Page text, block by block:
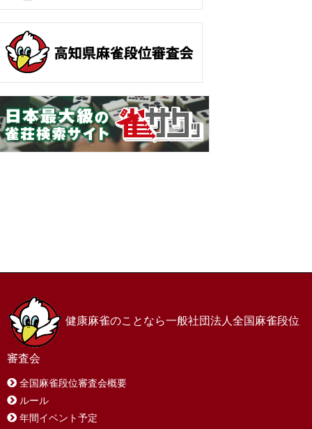
健康麻雀のことなら一般社団法人全国麻雀段位
審査会
全国麻雀段位審査会概要
ルール
年間イベント予定